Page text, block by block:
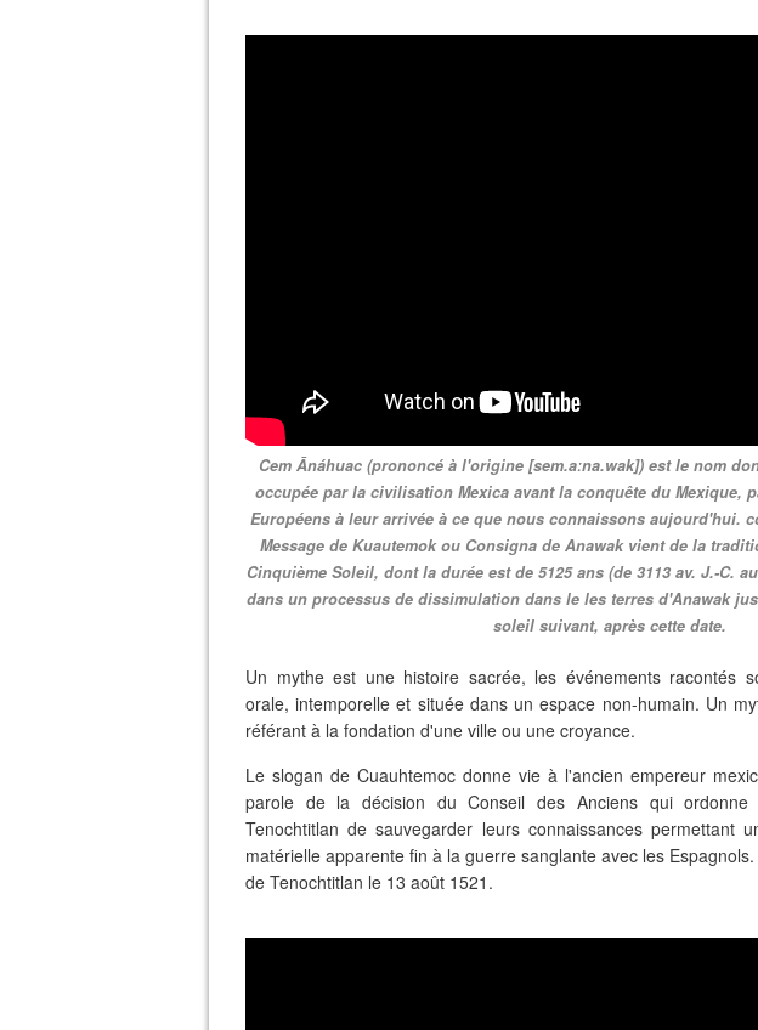
Cem Ānáhuac (prononcé à l'origine [sem.aːna.wak]) est le nom
occupée par la civilisation Mexica avant la conquête du Mexique,
Européens à leur arrivée à ce que nous connaissons aujourd'hui.
Message de Kuautemok ou Consigna de Anawak vient de la
Cinquième Soleil, dont la durée est de 5125 ans (de 3113 av. J.-C.
dans un processus de dissimulation dans le les terres d'Anawak
soleil suivant, après cette date.
Un mythe est une histoire sacrée, les événements racontés
orale, intemporelle et située dans un espace non-humain. Un
référant à la fondation d'une ville ou une croyance.
Le slogan de Cuauhtemoc donne vie à l'ancien empereur
parole de la décision du Conseil des Anciens qui ordonne
Tenochtitlan de sauvegarder leurs connaissances permettant
matérielle apparente fin à la guerre sanglante avec les
de Tenochtitlan le 13 août 1521.